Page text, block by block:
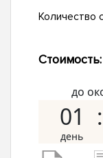
Количество
Стоимость:
до
01